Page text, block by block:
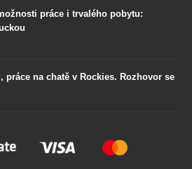
práce i trvalého pobytu:
práce na chatě v Rockies. Rozhovor se